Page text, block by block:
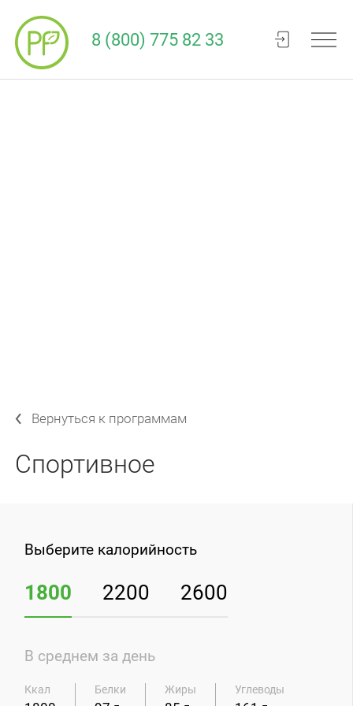
8 (800) 775 82 33
Команда диетологов
Вернуться к программам
Спортивное
Выберите калорийность
1800 2200 2600
В среднем за день
Ккал Белки Жиры Углеводы
Разнообразные блюда, которые подойдут
девушкам для поддержания мышечной массы